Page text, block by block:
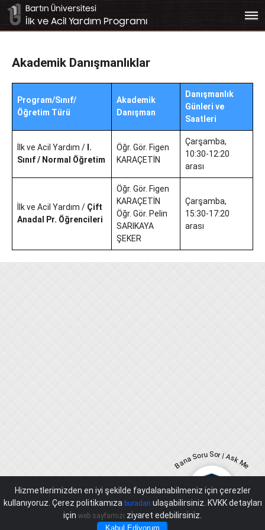
Hizmetlerimizden en iyi şekilde faydalanabilmeniz için çerezler
kullanıyoruz. Çerez politikamıza buradan ulaşabilirsiniz. KVKK detayları
için web sayfamızı ziyaret edebilirsiniz.
Kabul Ediyorum
bars
Bartın Üniversitesi
İlk ve Acil Yardım Programı
Akademik Danışmanlıklar
Program/Sınıf/
Öğretim Türü
Akademik
Danışman
Danışmanlık
Günleri ve
Saatleri
İlk ve Acil Yardım / I.
Sınıf / Normal Öğretim
Öğr. Gör. Figen
KARAÇETİN
Çarşamba,
10:30-12:20
arası
İlk ve Acil Yardım / Çift
Anadal Pr. Öğrencileri
Öğr. Gör. Figen
KARAÇETİN
Öğr. Gör. Pelin
SARIKAYA
ŞEKER
Çarşamba,
15:30-17:20
arası
Bana Soru Sor | Ask Me